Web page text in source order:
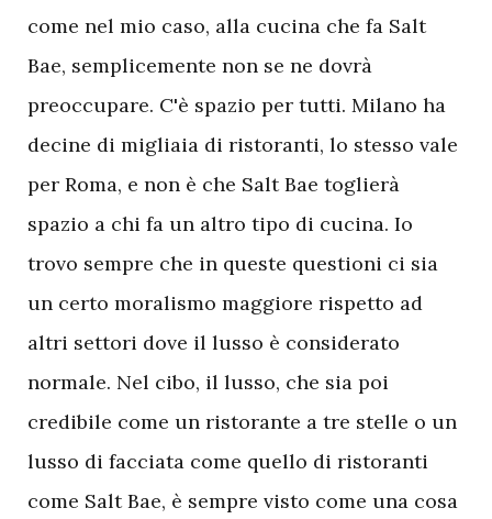
come nel mio caso, alla cucina che fa Salt
Bae, semplicemente non se ne dovrà
preoccupare. C'è spazio per tutti. Milano ha
decine di migliaia di ristoranti, lo stesso vale
per Roma, e non è che Salt Bae toglierà
spazio a chi fa un altro tipo di cucina. Io
trovo sempre che in queste questioni ci sia
un certo moralismo maggiore rispetto ad
altri settori dove il lusso è considerato
normale. Nel cibo, il lusso, che sia poi
credibile come un ristorante a tre stelle o un
lusso di facciata come quello di ristoranti
come Salt Bae, è sempre visto come una cosa